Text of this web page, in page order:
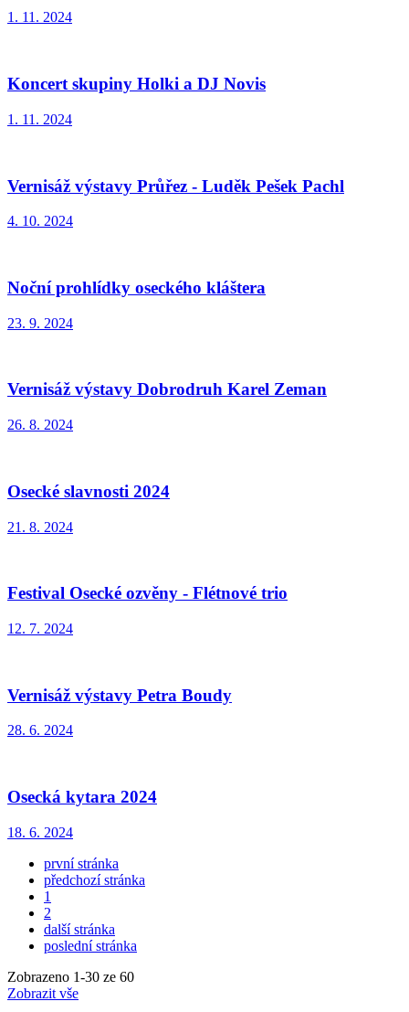
1. 11. 2024
Koncert skupiny Holki a DJ Novis
1. 11. 2024
Vernisáž výstavy Průřez - Luděk Pešek Pachl
4. 10. 2024
Noční prohlídky oseckého kláštera
23. 9. 2024
Vernisáž výstavy Dobrodruh Karel Zeman
26. 8. 2024
Osecké slavnosti 2024
21. 8. 2024
Festival Osecké ozvěny - Flétnové trio
12. 7. 2024
Vernisáž výstavy Petra Boudy
28. 6. 2024
Osecká kytara 2024
18. 6. 2024
první stránka
předchozí stránka
1
2
další stránka
poslední stránka
Zobrazeno 1-30 ze 60
Zobrazit vše